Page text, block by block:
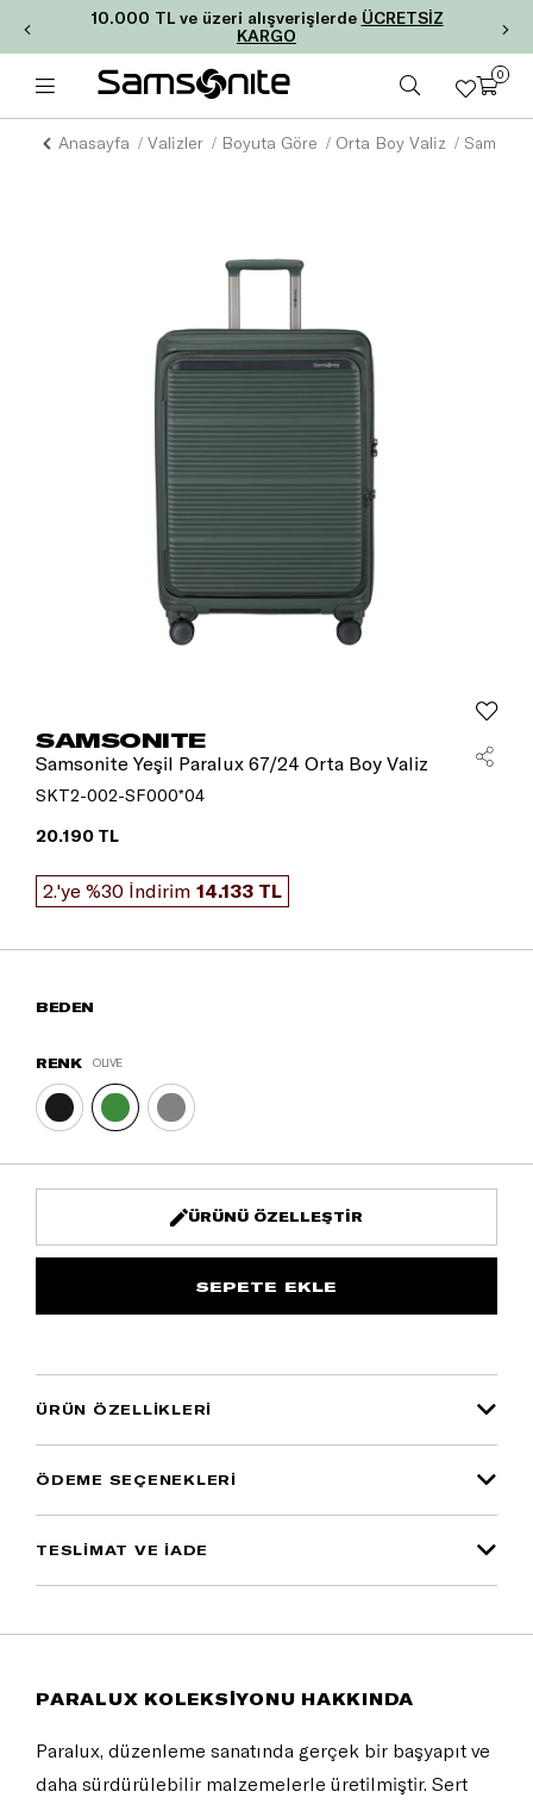
10.000 TL ve üzeri alışverişlerde ÜCRETSİZ
KARGO
0
Anasayfa Valizler Boyuta Göre Orta Boy Valiz
SAMSONITE
Samsonite Yeşil Paralux 67/24 Orta Boy Valiz
SKT2-002-SF000*04
20.190 TL
2.'ye %30 İndirim 14.133 TL
BEDEN
RENK OLIVE
ÜRÜNÜ ÖZELLEŞTIR
ÜRÜN ÖZELLIKLERI
ÖDEME SEÇENEKLERI
TESLİMAT VE İADE
PARALUX KOLEKSİYONU HAKKINDA
Paralux, düzenleme sanatında gerçek bir başyapıt ve
daha sürdürülebilir malzemelerle üretilmiştir. Sert